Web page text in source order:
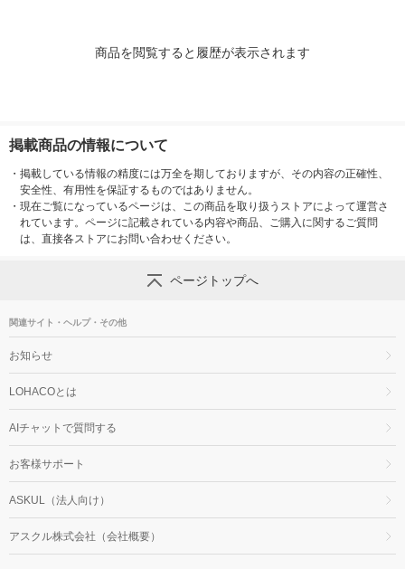
商品を閲覧すると履歴が表示されます
掲載商品の情報について
・ 掲載している情報の精度には万全を期しておりますが、その内容の正確性、
安全性、有用性を保証するものではありません。
・ 現在ご覧になっているページは、この商品を取り扱うストアによって運営さ
れています。ページに記載されている内容や商品、ご購入に関するご質問
は、直接各ストアにお問い合わせください。
ページトップへ
関連サイト・ヘルプ・その他
お知らせ
LOHACOとは
AIチャットで質問する
お客様サポート
ASKUL（法人向け）
アスクル株式会社（会社概要）